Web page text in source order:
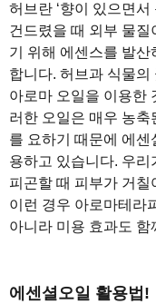
허브란 ‘향이 있으면
건드렸을 때 외부 물
기 위해 에센스를 발
합니다. 허브과 식물
아로마 오일을 이용한
러한 오일은 매우 농축
를 요하기 때문에 에센
용하고 있습니다. 우
피곤할 때 피부가 거칠
이런 경우 아로마테라
아니라 미용 효과도 함
에센셜오일 활용법!